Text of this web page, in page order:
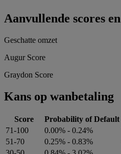
Aanvullende scores
Geschatte omzet
Augur Score
Graydon Score
Kans op wanbetaling
Score Probability of Default
71-100
0.00% - 0.24%
51-70
0.25% - 0.83%